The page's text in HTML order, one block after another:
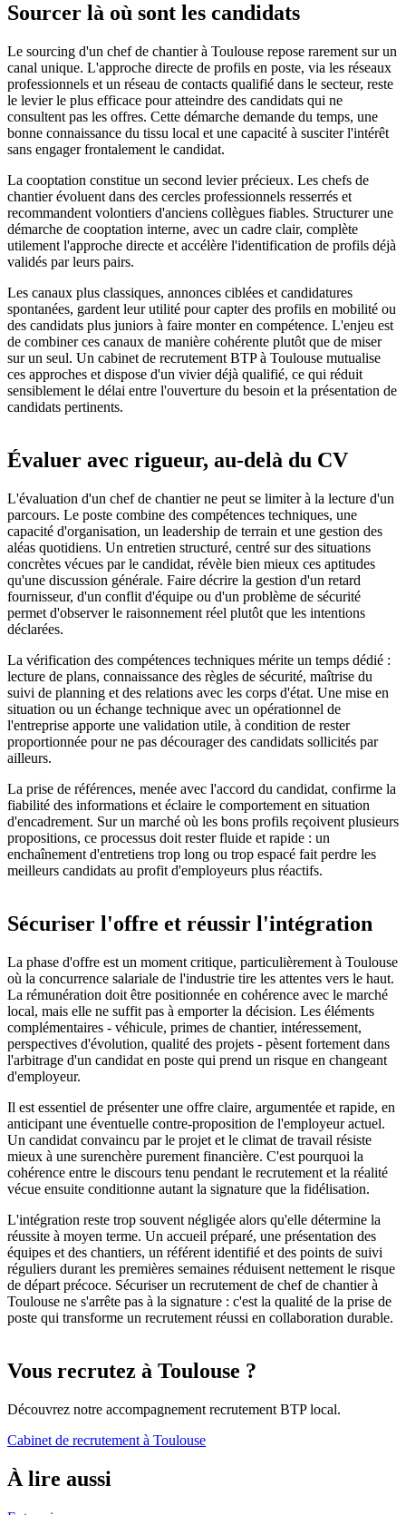
Sourcer là où sont les candidats
Le sourcing d'un chef de chantier à Toulouse repose rarement sur un
canal unique. L'approche directe de profils en poste, via les réseaux
professionnels et un réseau de contacts qualifié dans le secteur, reste
le levier le plus efficace pour atteindre des candidats qui ne
consultent pas les offres. Cette démarche demande du temps, une
bonne connaissance du tissu local et une capacité à susciter l'intérêt
sans engager frontalement le candidat.
La cooptation constitue un second levier précieux. Les chefs de
chantier évoluent dans des cercles professionnels resserrés et
recommandent volontiers d'anciens collègues fiables. Structurer une
démarche de cooptation interne, avec un cadre clair, complète
utilement l'approche directe et accélère l'identification de profils déjà
validés par leurs pairs.
Les canaux plus classiques, annonces ciblées et candidatures
spontanées, gardent leur utilité pour capter des profils en mobilité ou
des candidats plus juniors à faire monter en compétence. L'enjeu est
de combiner ces canaux de manière cohérente plutôt que de miser
sur un seul. Un cabinet de recrutement BTP à Toulouse mutualise
ces approches et dispose d'un vivier déjà qualifié, ce qui réduit
sensiblement le délai entre l'ouverture du besoin et la présentation de
candidats pertinents.
Évaluer avec rigueur, au-delà du CV
L'évaluation d'un chef de chantier ne peut se limiter à la lecture d'un
parcours. Le poste combine des compétences techniques, une
capacité d'organisation, un leadership de terrain et une gestion des
aléas quotidiens. Un entretien structuré, centré sur des situations
concrètes vécues par le candidat, révèle bien mieux ces aptitudes
qu'une discussion générale. Faire décrire la gestion d'un retard
fournisseur, d'un conflit d'équipe ou d'un problème de sécurité
permet d'observer le raisonnement réel plutôt que les intentions
déclarées.
La vérification des compétences techniques mérite un temps dédié :
lecture de plans, connaissance des règles de sécurité, maîtrise du
suivi de planning et des relations avec les corps d'état. Une mise en
situation ou un échange technique avec un opérationnel de
l'entreprise apporte une validation utile, à condition de rester
proportionnée pour ne pas décourager des candidats sollicités par
ailleurs.
La prise de références, menée avec l'accord du candidat, confirme la
fiabilité des informations et éclaire le comportement en situation
d'encadrement. Sur un marché où les bons profils reçoivent plusieurs
propositions, ce processus doit rester fluide et rapide : un
enchaînement d'entretiens trop long ou trop espacé fait perdre les
meilleurs candidats au profit d'employeurs plus réactifs.
Sécuriser l'offre et réussir l'intégration
La phase d'offre est un moment critique, particulièrement à Toulouse
où la concurrence salariale de l'industrie tire les attentes vers le haut.
La rémunération doit être positionnée en cohérence avec le marché
local, mais elle ne suffit pas à emporter la décision. Les éléments
complémentaires - véhicule, primes de chantier, intéressement,
perspectives d'évolution, qualité des projets - pèsent fortement dans
l'arbitrage d'un candidat en poste qui prend un risque en changeant
d'employeur.
Il est essentiel de présenter une offre claire, argumentée et rapide, en
anticipant une éventuelle contre-proposition de l'employeur actuel.
Un candidat convaincu par le projet et le climat de travail résiste
mieux à une surenchère purement financière. C'est pourquoi la
cohérence entre le discours tenu pendant le recrutement et la réalité
vécue ensuite conditionne autant la signature que la fidélisation.
L'intégration reste trop souvent négligée alors qu'elle détermine la
réussite à moyen terme. Un accueil préparé, une présentation des
équipes et des chantiers, un référent identifié et des points de suivi
réguliers durant les premières semaines réduisent nettement le risque
de départ précoce. Sécuriser un recrutement de chef de chantier à
Toulouse ne s'arrête pas à la signature : c'est la qualité de la prise de
poste qui transforme un recrutement réussi en collaboration durable.
Vous recrutez à Toulouse ?
Découvrez notre accompagnement recrutement BTP local.
Cabinet de recrutement à Toulouse
À lire aussi